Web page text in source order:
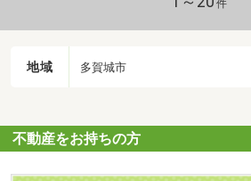
件
地域 多賀城市
不動産をお持ちの方